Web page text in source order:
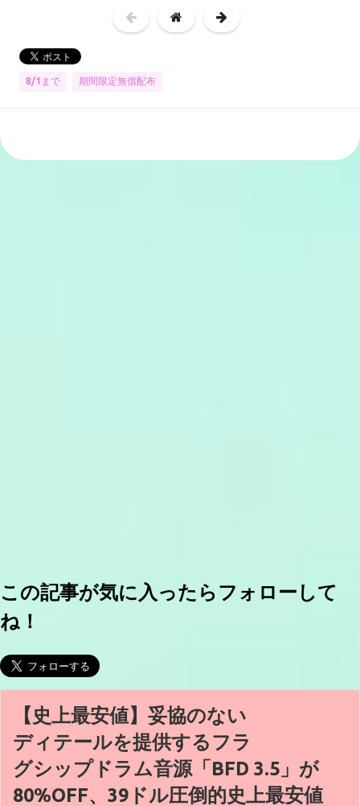
8/1まで 期間限定無償配布
この記事が気に入ったらフォローして
ね！
【史上最安値】妥協のない
ディテールを提供するフラ
グシップドラム音源「BFD 3.5」が
80%OFF、39ドル圧倒的史上最安値